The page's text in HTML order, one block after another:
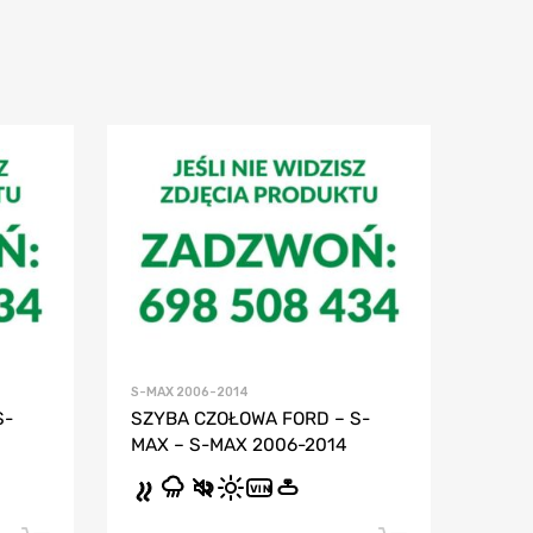
S-MAX 2006-2014
SZYBA CZOŁOWA FORD – S-
MAX – S-MAX 2006-2014
VIN